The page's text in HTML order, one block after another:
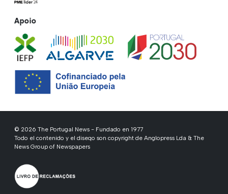
Apoio
© 2026 The Portugal News - Fundado en 1977
Todo el contenido y el diseqo son copyright de Anglopress Lda & The
News Group of Newspapers